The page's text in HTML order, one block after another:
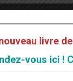
marketing
un petit Bonus !
Académie.
livre
vous ici !